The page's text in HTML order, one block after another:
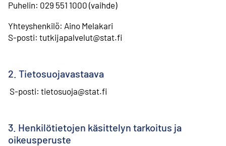
⁠Puhelin: 029 551 1000 (vaihde)
Yhteyshenkilö: Aino Melakari
⁠S-posti: tutkijapalvelut@stat.fi
2. Tietosuojavastaava
S-posti: tietosuoja@stat.fi
3. Henkilötietojen käsittelyn tarkoitus ja
oikeusperuste